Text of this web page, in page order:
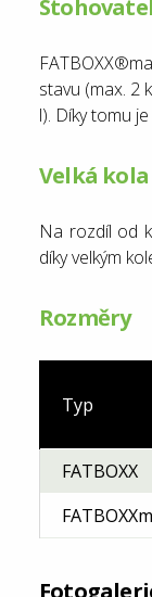
stavu (max. 2
l). Díky tomu
Velká kola
Na rozdíl od
díky velkým
Rozměry
Typ
FATBOXX